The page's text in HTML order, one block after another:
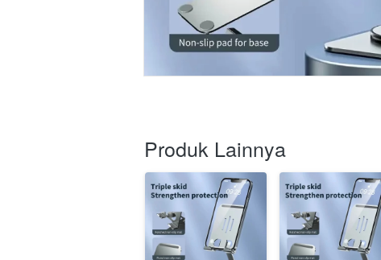
Produk Lainnya